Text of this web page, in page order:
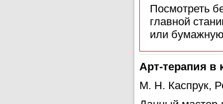
Посмотреть
главной
или
Арт-терапия в
М. Н. Каспрук,